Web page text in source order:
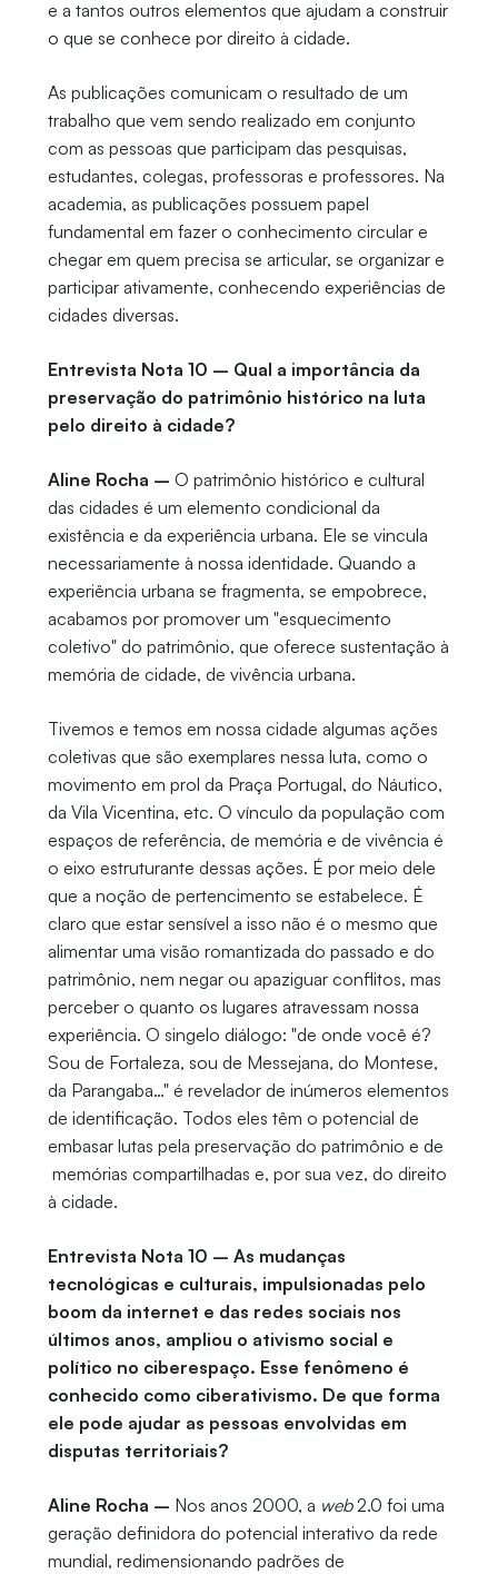
e a tantos outros elementos que ajudam a construir
o que se conhece por direito à cidade.
As publicações comunicam o resultado de um
trabalho que vem sendo realizado em conjunto
com as pessoas que participam das pesquisas,
estudantes, colegas, professoras e professores. Na
academia, as publicações possuem papel
fundamental em fazer o conhecimento circular e
chegar em quem precisa se articular, se organizar e
participar ativamente, conhecendo experiências de
cidades diversas.
Entrevista Nota 10 – Qual a importância da
preservação do patrimônio histórico na luta
pelo direito à cidade?
Aline Rocha – O patrimônio histórico e cultural
das cidades é um elemento condicional da
existência e da experiência urbana. Ele se vincula
necessariamente à nossa identidade. Quando a
experiência urbana se fragmenta, se empobrece,
acabamos por promover um "esquecimento
coletivo" do patrimônio, que oferece sustentação à
memória de cidade, de vivência urbana.
Tivemos e temos em nossa cidade algumas ações
coletivas que são exemplares nessa luta, como o
movimento em prol da Praça Portugal, do Náutico,
da Vila Vicentina, etc. O vínculo da população com
espaços de referência, de memória e de vivência é
o eixo estruturante dessas ações. É por meio dele
que a noção de pertencimento se estabelece. É
claro que estar sensível a isso não é o mesmo que
alimentar uma visão romantizada do passado e do
patrimônio, nem negar ou apaziguar conflitos, mas
perceber o quanto os lugares atravessam nossa
experiência. O singelo diálogo: "de onde você é?
Sou de Fortaleza, sou de Messejana, do Montese,
da Parangaba…" é revelador de inúmeros elementos
de identificação. Todos eles têm o potencial de
embasar lutas pela preservação do patrimônio e de
memórias compartilhadas e, por sua vez, do direito
à cidade.
Entrevista Nota 10 – As mudanças
tecnológicas e culturais, impulsionadas pelo
boom da internet e das redes sociais nos
últimos anos, ampliou o ativismo social e
político no ciberespaço. Esse fenômeno é
conhecido como ciberativismo. De que forma
ele pode ajudar as pessoas envolvidas em
disputas territoriais?
Aline Rocha – Nos anos 2000, a web2.0 foi uma
geração definidora do potencial interativo da rede
mundial, redimensionando padrões de